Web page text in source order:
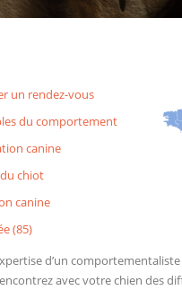
un rendez-vous
du comportement
canine
chiot
canine
(85)
d’un
avec votre chien des